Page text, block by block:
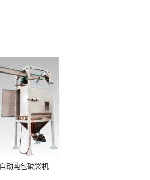
自动吨包破袋机